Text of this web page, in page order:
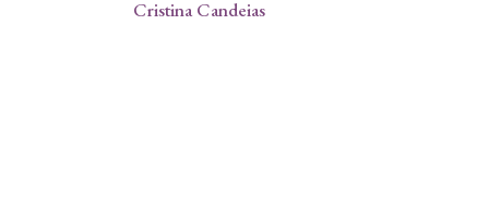
Cristina Candeias